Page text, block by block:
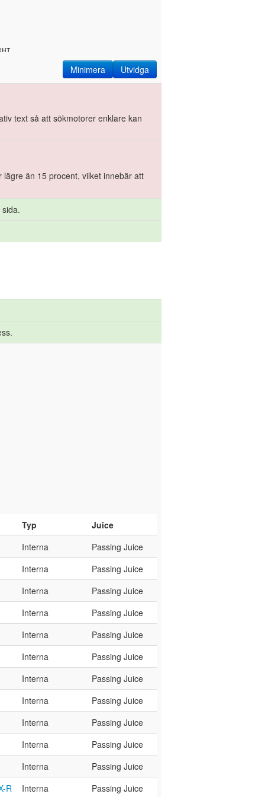
Utvidga
Minimera
text så att sökmotorer enklare kan
än 15 procent, vilket innebär att
Typ
Juice
Interna
Passing Juice
Interna
Passing Juice
Interna
Passing Juice
Interna
Passing Juice
Interna
Passing Juice
Interna
Passing Juice
Interna
Passing Juice
Interna
Passing Juice
Interna
Passing Juice
Interna
Passing Juice
Interna
Passing Juice
R
Interna Passing Juice